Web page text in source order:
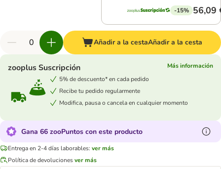
-15% 56,09
Añadir a la cestaAñadir a la cesta
zooplus Suscripción
Más información
5% de descuento* en cada pedido
Recibe tu pedido regularmente
Modifica, pausa o cancela en cualquier momento
Gana 66 zooPuntos con este producto
Entrega en 2-4 días laborables: ver más
Política de devolucionesver más